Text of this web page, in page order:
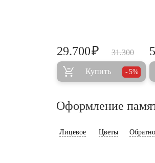
31.300
29.700₽
Купить 5%
Оформление
Лицевое Цветы